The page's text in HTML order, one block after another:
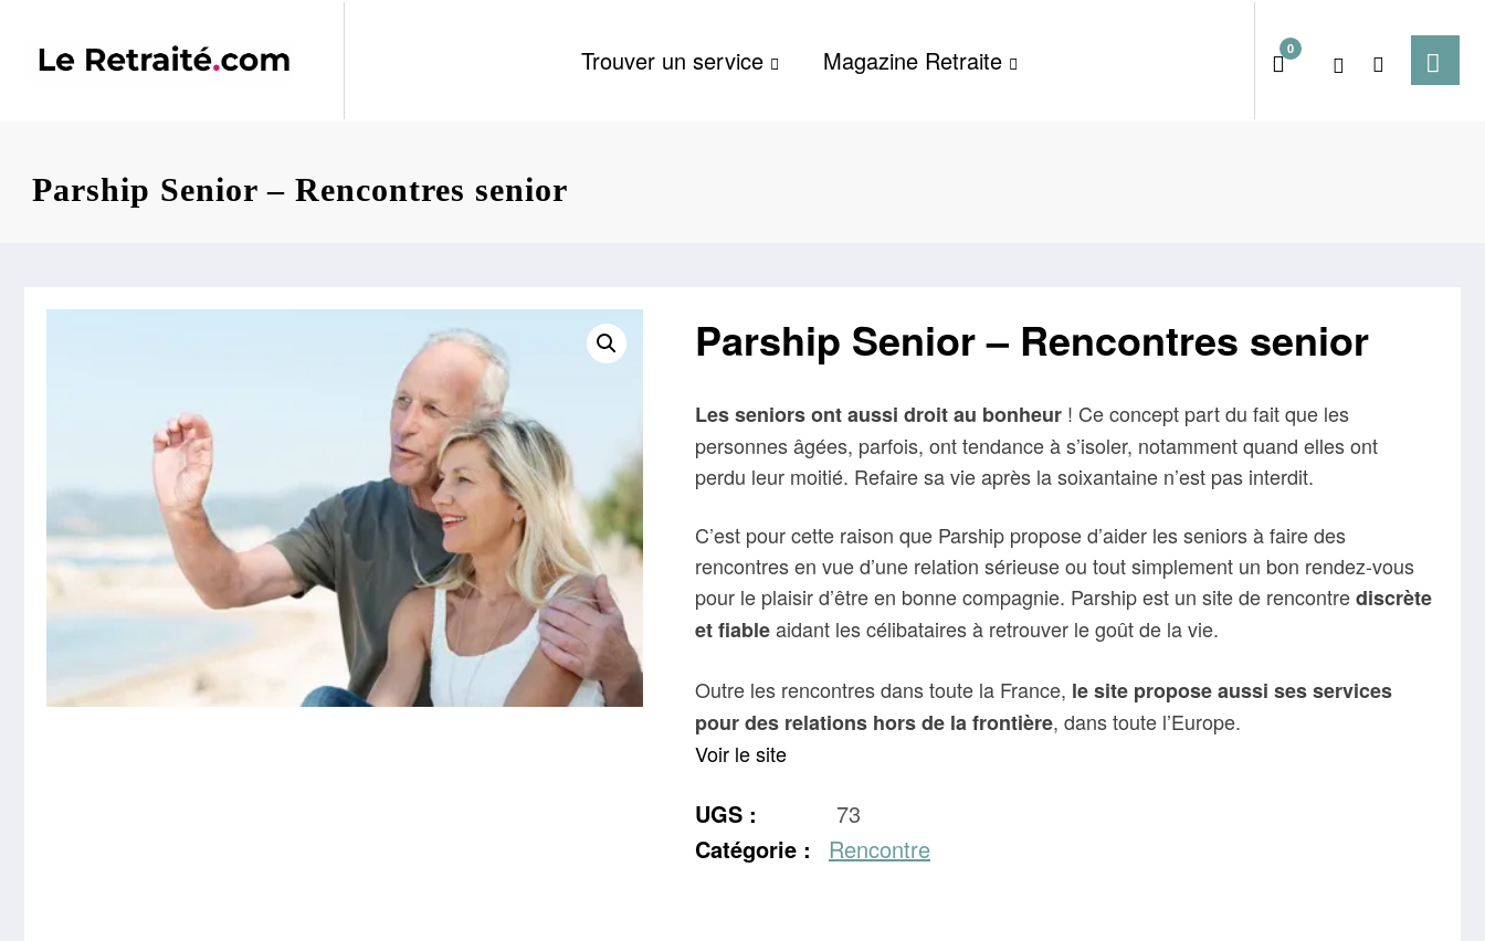
contenu
Trouver un service Magazine Retraite 0
Parship Senior – Rencontres senior
Parship Senior – Rencontres senior
Les seniors ont aussi droit au bonheur ! Ce concept part du fait que les
personnes âgées, parfois, ont tendance à s’isoler, notamment quand elles ont
perdu leur moitié. Refaire sa vie après la soixantaine n’est pas interdit.
C’est pour cette raison que Parship propose d’aider les seniors à faire des
rencontres en vue d’une relation sérieuse ou tout simplement un bon rendez-vous
pour le plaisir d’être en bonne compagnie. Parship est un site de rencontrediscrète
et fiableaidant les célibataires à retrouver le goût de la vie.
Outre les rencontres dans toute la France, le site propose aussi ses services
pour des relations hors de la frontière, dans toute l’Europe.
Voir le site
UGS :
73
Catégorie :
Rencontre